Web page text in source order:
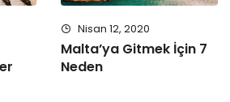
Nisan 12, 2020
Malta’ya Gitmek İçin 7
Neden